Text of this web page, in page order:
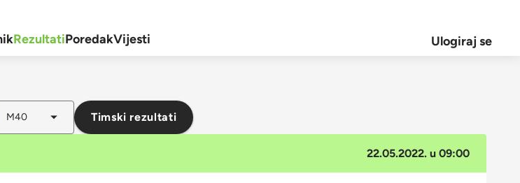
RezultatiPoredakVijesti Ulogiraj se
M40 Timski rezultati
22.05.2022. u 09:00